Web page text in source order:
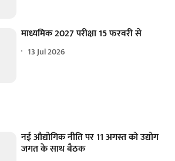
माध्यमिक 2027 परीक्षा 15 फरवरी से
13 Jul 2026
नई औद्योगिक नीति पर 11 अगस्त को उद्योग
जगत के साथ बैठक